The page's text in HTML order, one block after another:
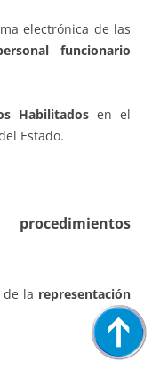
electrónica de las
funcionario
Habilitados en el
Estado.
la representación